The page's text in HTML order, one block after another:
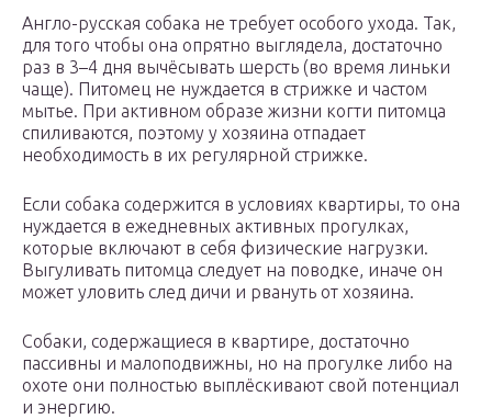
Англо-русская собака не требует особого ухода. Так,
для того чтобы она опрятно выглядела, достаточно
раз в 3–4 дня вычёсывать шерсть (во время линьки
чаще). Питомец не нуждается в стрижке и частом
мытье. При активном образе жизни когти питомца
спиливаются, поэтому у хозяина отпадает
необходимость в их регулярной стрижке.
Если собака содержится в условиях квартиры, то она
нуждается в ежедневных активных прогулках,
которые включают в себя физические нагрузки.
Выгуливать питомца следует на поводке, иначе он
может уловить след дичи и рвануть от хозяина.
Собаки, содержащиеся в квартире, достаточно
пассивны и малоподвижны, но на прогулке либо на
охоте они полностью выплёскивают свой потенциал
и энергию.